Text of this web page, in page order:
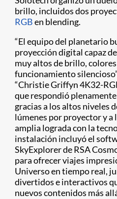
brillo, incluidos dos
RGBen blending.
“El equipo del planetario
proyección digital capaz
muy altos de brillo,
funcionamiento
“Christie Griffyn 4K32-
que respondió
gracias a los altos niveles
lúmenes por proyector y a
amplia lograda con la
instalación incluyó el
SkyExplorer de RSA
para ofrecer viajes
Universo en tiempo real,
divertidos e interactivos
nuevos contenidos más